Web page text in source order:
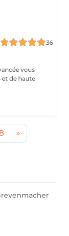
36
vous
et de haute
»